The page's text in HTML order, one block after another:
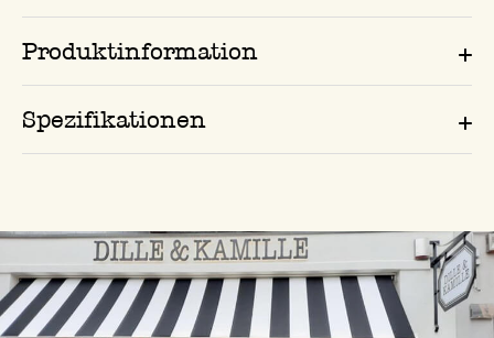
Produktinformation
Spezifikationen